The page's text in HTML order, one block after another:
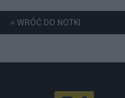
« WRÓĆ DO NOTKI